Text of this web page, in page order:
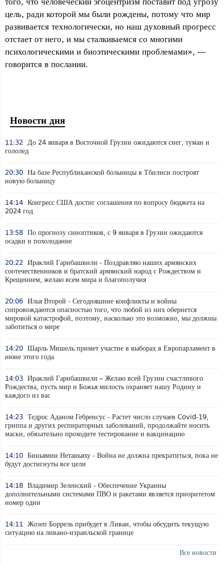
цель, ради которой мы были рождены, потому что мир
развивается технологически, но наш духовный прогресс
отстает от него, и мы сталкиваемся со многими
психологическими и биоэтическими проблемами», —
говорится в послании.
Новости дня
11:32
До 24 января в Восточной Грузии ожидаются снег, туман и
гололед
20:30 На базе Республиканской больницы в Тбилиси построят
новую больницу
14:14 Конгресс США достиг соглашения по вопросу бюджета на
2024 год
13:58 По прогнозу синоптиков, с 9 января в Грузии ожидаются
осадки и похолодание
20:22
Ираклий Гарибашвили - Поздравляю наших армянских
соотечественников и братский армянский народ с Рождеством и
Крещением, желаю всем мира и благополучия
20:06 Илья Второй - Сегодняшние конфликты и войны
сопровождаются опасностью того, что любой из них обернется
мировой катастрофой, поэтому, насколько это возможно, мы должны
заботиться о мире
14:20 Шарль Мишель примет участие в выборах в Европарламент в
июне этого года
14:03 Ираклий Гарибашвили – Желаю всей Грузии счастливого
Рождества, пусть мир и Божья милость охраняет нашу Родину и
каждого из вас
14:23 Тедрос Аданом Гебреисус - Растет число случаев Covid-19,
гриппа и других респираторных заболеваний, продолжайте носить
маски, обязательно проходите тестирование и вакцинацию
14:10 Биньямин Нетаньяху - Война не должна прекратиться, пока не
будут достигнуты все цели
14:18 Владимир Зеленский - Обеспечение Украины
дополнительными системами ПВО и ракетами является приоритетом
номер один
14:11
Жозеп Боррель прибудет в Ливан, чтобы обсудить текущую
ситуацию на ливано-израильской границе
Все новости